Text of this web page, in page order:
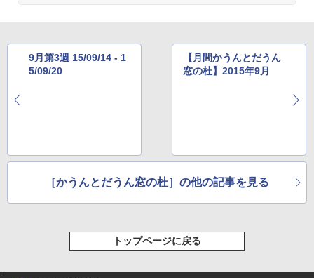
Microsoft Office Home & Business 202
4(最新 永続版)|オンラインコード版|Wind
ows11、10/mac対応|PC2台
インゲームコード】 ロブロックス | オン
ラインコード版
￥3,200
Windows版 | Minecraft (マインクラフ
ト): Java & Bedrock Edition | オンライ
方 マニュアル AI副業にもコンテンツ作成
にもKindle出版にも！ 非エンジニアのた
めのAIコーディング入門シリーズ
￥1,292
ードウェア・市販ソフトウェアのパーフ
ェクトリストと最新エミュレータ紹介
Kindle Paperwhite シグニチャーエディ
ション (32GB) 7インチディスプレイ、明
Amazon Kindle Colorsoft | 16GBストレ
ージ、防水、7インチカラーディスプレ
￥31,980
9月第3週 15/09/14 - 1
5/09/20
【月間かうんとだうん
窓の杜】2015年9月
［かうんとだうん窓の杜］の他の記事を見る
トップページに戻る